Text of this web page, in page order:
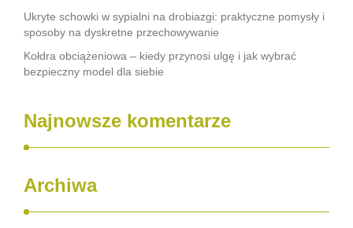
Ukryte schowki w sypialni na drobiazgi: praktyczne pomysły i
sposoby na dyskretne przechowywanie
Kołdra obciążeniowa – kiedy przynosi ulgę i jak wybrać
bezpieczny model dla siebie
Najnowsze komentarze
Archiwa